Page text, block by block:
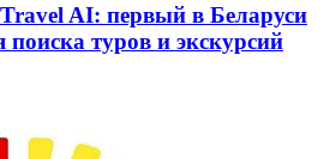
AI: первый в Беларуси
туров и экскурсий